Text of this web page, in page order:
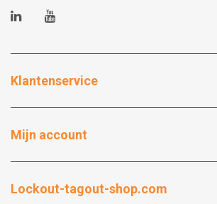
Klantenservice
Mijn account
Lockout-tagout-shop.com